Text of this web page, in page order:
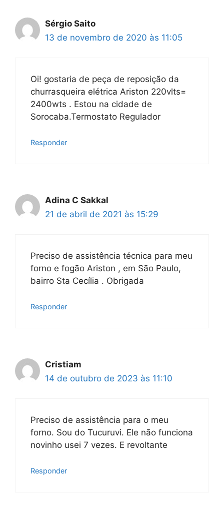
Sérgio Saito
13 de novembro de 2020 às 11:05
Oi! gostaria de peça de reposição da
churrasqueira elétrica Ariston 220vlts=
2400wts . Estou na cidade de
Sorocaba.Termostato Regulador
Responder
Adina C Sakkal
21 de abril de 2021 às 15:29
Preciso de assistência técnica para meu
forno e fogão Ariston , em São Paulo,
bairro Sta Cecília . Obrigada
Responder
Cristiam
14 de outubro de 2023 às 11:10
Preciso de assistência para o meu
forno. Sou do Tucuruvi. Ele não funciona
novinho usei 7 vezes. E revoltante
Responder